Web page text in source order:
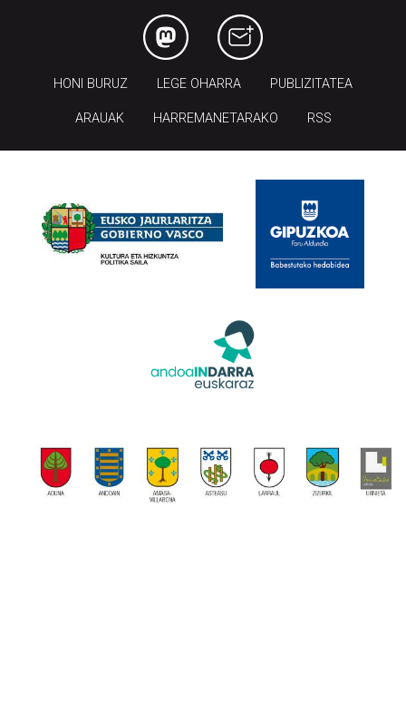
HONI BURUZ LEGE OHARRA PUBLIZITATEA
ARAUAK HARREMANETARAKO RSS